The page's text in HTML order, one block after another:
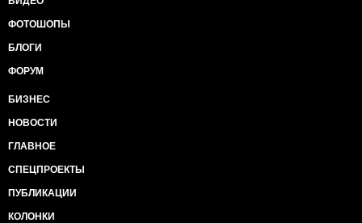
ФОТОШОПЫ
БЛОГИ
ФОРУМ
БИЗНЕС
НОВОСТИ
ГЛАВНОЕ
СПЕЦПРОЕКТЫ
ПУБЛИКАЦИИ
КОЛОНКИ